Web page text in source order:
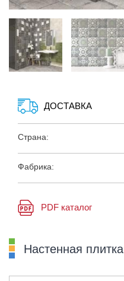
ДОСТАВКА
Страна:
Фабрика:
PDF каталог
Настенная плитка